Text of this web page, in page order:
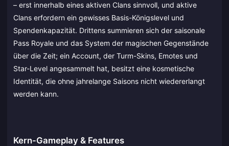
– erst innerhalb eines aktiven Clans sinnvoll, und aktive
Clans erfordern ein gewisses Basis-Königslevel und
Spendenkapazität. Drittens summieren sich der saisonale
Pass Royale und das System der magischen Gegenstände
über die Zeit; ein Account, der Turm-Skins, Emotes und
Star-Level angesammelt hat, besitzt eine kosmetische
Identität, die ohne jahrelange Saisons nicht wiedererlangt
werden kann.
Kern-Gameplay & Features